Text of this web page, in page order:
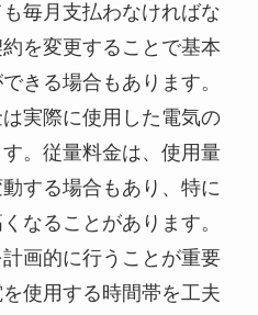
毎月支払わなければな
を変更することで基本
きる場合もあります。
実際に使用した電気の
。従量料金は、使用量
する場合もあり、特に
なることがあります。
画的に行うことが重要
使用する時間帯を工夫